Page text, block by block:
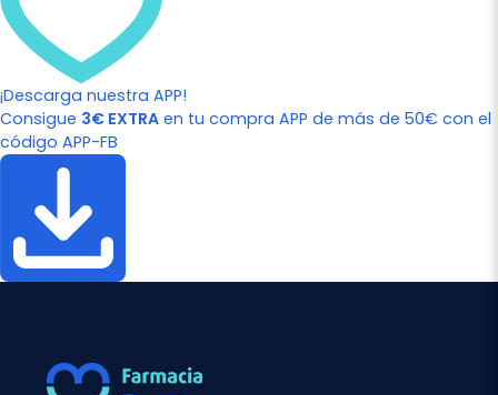
¡Descarga nuestra APP!
Consigue 3€ EXTRA en tu compra APP de más de 50€ con el
código APP-FB